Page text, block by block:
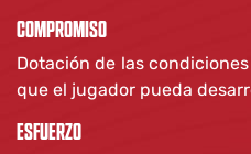
COMPROMISO
Dotación de las
que el jugador pueda
ESFUERZO